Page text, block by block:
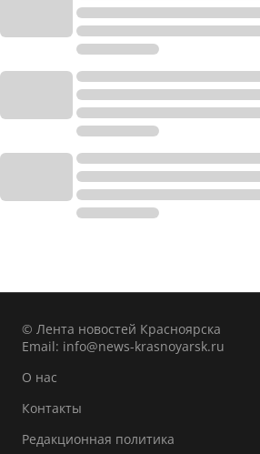
© Лента новостей Красноярска
Email: info@news-krasnoyarsk.ru
О нас
Контакты
Редакционная политика